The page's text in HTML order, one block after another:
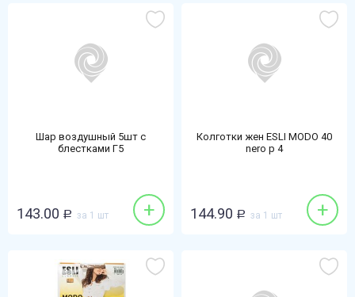
Шар воздушный 5шт с
блестками Г5
143.00 Р за 1 шт +
Колготки жен ESLI MODO 40
nero р 4
144.90 Р за 1 шт +